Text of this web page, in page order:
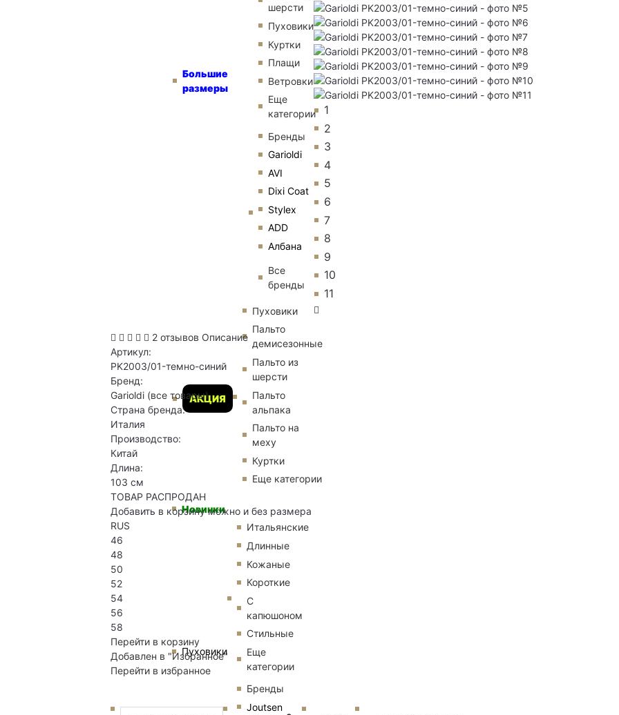
Большие
размеры
шерсти
Пуховики
Куртки
Плащи
Ветровки
Еще
категории
Бренды
Garioldi
AVI
Dixi Coat
Stylex
ADD
Албана
Все
бренды
АКЦИЯ
Пуховики
Пальто
демисезонные
Пальто из
шерсти
Пальто
альпака
Пальто на
меху
Куртки
Еще категории
Новинки
Пуховики
Итальянские
Длинные
Кожаные
Короткие
С
капюшоном
Стильные
Еще
категории
Бренды
Joutsen
1
2
3
4
5
6
7
8
9
10
11
2 отзывов Описание
Артикул:
PK2003/01-темно-синий
Бренд:
Garioldi (все товары)
Страна бренда:
Италия
Производство:
Китай
Длина:
103 см
ТОВАР РАСПРОДАН
Добавить в корзину можно и без размера
RUS
46
48
50
52
54
56
58
Перейти в корзину
Добавлен в "Избранное"
Перейти в избранное